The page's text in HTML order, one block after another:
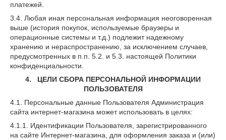
платежей.
3.4. Любая иная персональная информация неоговоренная
выше (история покупок, используемые браузеры и
операционные системы и т.д.) подлежит надежному
хранению и нераспространению, за исключением случаев,
предусмотренных в п.п. 5.2. и 5.3. настоящей Политики
конфиденциальности.
4. ЦЕЛИ СБОРА ПЕРСОНАЛЬНОЙ ИНФОРМАЦИИ
ПОЛЬЗОВАТЕЛЯ
4.1. Персональные данные Пользователя Администрация
сайта интернет-магазина может использовать в целях:
4.1.1. Идентификации Пользователя, зарегистрированного
на сайте Интернет-магазина, для оформления заказа и (или)